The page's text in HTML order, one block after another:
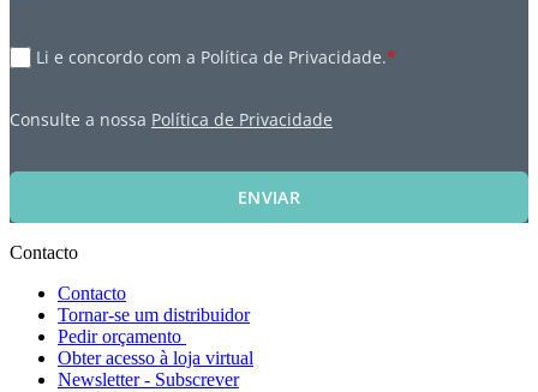
Li e concordo com a Política de Privacidade.*
Consulte a nossa Política de Privacidade
ENVIAR
Contacto
Contacto
Tornar-se um distribuidor
Pedir orçamento
Obter acesso à loja virtual
Newsletter - Subscrever